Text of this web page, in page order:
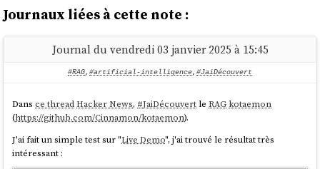
Journaux liées à cette note :
Journal du vendredi 03 janvier 2025 à 15:45
#RAG, #artificial-intelligence, #JaiDécouvert
Dansce thread Hacker News, #JaiDécouvertleRAG kotaemon
(https://github.com/Cinnamon/kotaemon).
J'ai fait un simple test sur "Live Demo", j'ai trouvé le résultat très
intéressant :